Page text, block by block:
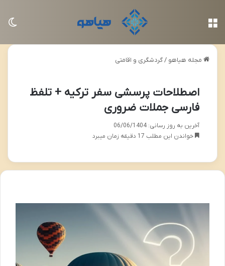
مجله هیاهو /گردشگری و اقامتی
اصطلاحات پرسشی سفر ترکیه + تلفظ
فارسی جملات ضروری
آخرین به روز رسانی: 06/06/1404
خواندن این مطلب 17 دقیقه زمان میبرد